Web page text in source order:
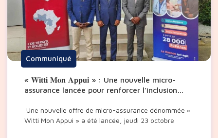
Communiqué
« 𝐖𝐢𝐭𝐭𝐢 𝐌𝐨𝐧 𝐀𝐩𝐩𝐮𝐢 » : Une nouvelle micro-
assurance lancée pour renforcer l’inclusion
Une nouvelle offre de micro-assurance dénommée «
Witti Mon Appui » a été lancée, jeudi 23 octobre